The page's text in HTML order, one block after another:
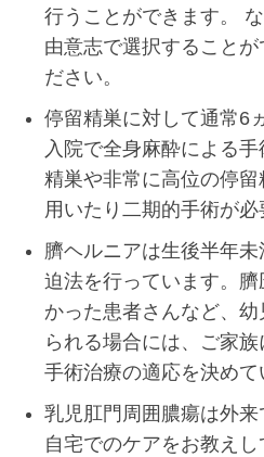
行うことができます。
由意志で選択することが
ださい。
停留精巣に対して通常6
入院で全身麻酔による
精巣や非常に高位の停
用いたり二期的手術が必
臍ヘルニアは生後半年
迫法を行っています。
かった患者さんなど、
られる場合には、ご家族
手術治療の適応を決めて
乳児肛門周囲膿瘍は外
自宅でのケアをお教え